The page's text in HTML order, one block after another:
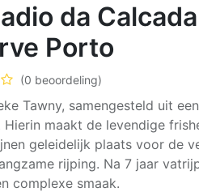
da
Porto
(0 beoordeling)
Tawny, samengesteld uit
Hierin maakt de levendige
geleidelijk plaats voor de
rijping. Na 7 jaar
complexe smaak.